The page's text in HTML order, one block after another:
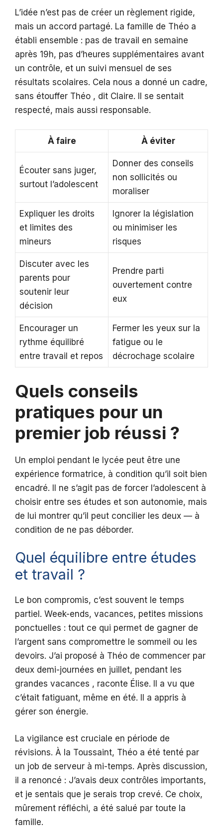
L’idée n’est pas de créer un règlement rigide,
mais un accord partagé. La famille de Théo a
établi ensemble : pas de travail en semaine
après 19h, pas d’heures supplémentaires avant
un contrôle, et un suivi mensuel de ses
résultats scolaires. Cela nous a donné un cadre,
sans étouffer Théo , dit Claire. Il se sentait
respecté, mais aussi responsable.
À faire À éviter
Écouter sans juger,
surtout l’adolescent
Donner des conseils
non sollicités ou
moraliser
Expliquer les droits
et limites des
mineurs
Ignorer la législation
ou minimiser les
risques
Discuter avec les
parents pour
soutenir leur
décision
Prendre parti
ouvertement contre
eux
Encourager un
rythme équilibré
entre travail et repos
Fermer les yeux sur la
fatigue ou le
décrochage scolaire
Quels conseils
pratiques pour un
premier job réussi ?
Un emploi pendant le lycée peut être une
expérience formatrice, à condition qu’il soit bien
encadré. Il ne s’agit pas de forcer l’adolescent à
choisir entre ses études et son autonomie, mais
de lui montrer qu’il peut concilier les deux — à
condition de ne pas déborder.
Quel équilibre entre études
et travail ?
Le bon compromis, c’est souvent le temps
partiel. Week-ends, vacances, petites missions
ponctuelles : tout ce qui permet de gagner de
l’argent sans compromettre le sommeil ou les
devoirs. J’ai proposé à Théo de commencer par
deux demi-journées en juillet, pendant les
grandes vacances , raconte Élise. Il a vu que
c’était fatiguant, même en été. Il a appris à
gérer son énergie.
La vigilance est cruciale en période de
révisions. À la Toussaint, Théo a été tenté par
un job de serveur à mi-temps. Après discussion,
il a renoncé : J’avais deux contrôles importants,
et je sentais que je serais trop crevé. Ce choix,
mûrement réfléchi, a été salué par toute la
famille.